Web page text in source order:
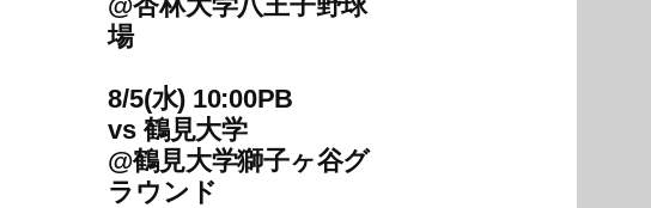
場
8/5(水) 10:00PB
vs鶴見大学
@鶴見大学獅子ヶ谷グ
ラウンド